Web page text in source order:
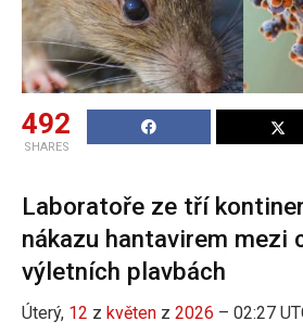
492
SHARES
Laboratoře ze tří
nákazu hantavirem mezi
výletních plavbách
Úterý, 12 z květen z 2026 – 02:27